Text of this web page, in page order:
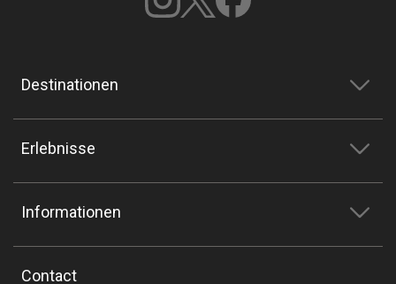
Destinationen
Erlebnisse
Informationen
Contact